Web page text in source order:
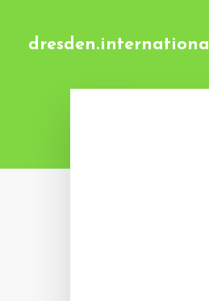
dresden.international